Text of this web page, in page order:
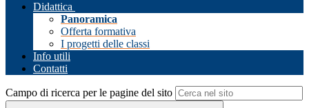
Didattica
Panoramica
Offerta formativa
I progetti delle classi
Info utili
Contatti
Campo di ricerca per le pagine del sito